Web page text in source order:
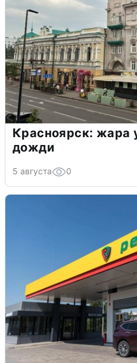
Красноярск: жара
дожди
5 августа 0